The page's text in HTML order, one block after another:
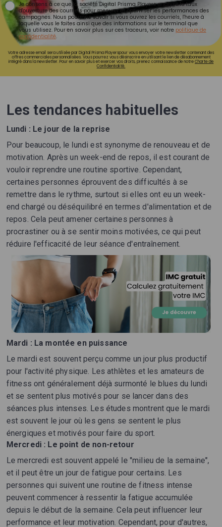
Je consens à ce que la société Digital Prisma Players analyse le taux
d'ouverture des courriels pour mesurer et optimiser les performances des
campagnes. Nous pourrons savoir si vous ouvrez les courriels, l'heure à
laquelle vous le faites ainsi que des informations sur le terminal que
vous utilisez. Pour en savoir plus sur ces traceurs, voir notre politique de
confidentialité.
Votre adresse email sera utilisée par Digital Prisma Playerspour vous envoyer votre newsletter contenant des
offres commerciales personnalisées. Vous pourrez vous désinscrire en utilisant le lien de désabonnement
intégré dans la newsletter. Pour en savoir plus et exercer vos droits, prenez connaissance de notreCharte de
Confidentialité.
Les tendances habituelles
Lundi : Le jour de la reprise
Pour beaucoup, le lundi est synonyme de renouveau et de
motivation. Après un week-end de repos, il est courant de
vouloir reprendre une routine sportive. Cependant,
certaines personnes éprouvent des difficultés à se
remettre dans le rythme, surtout si elles ont eu un week-
end chargé ou déséquilibré en termes d'alimentation et de
repos. Cela peut amener certaines personnes à
procrastiner ou à se sentir moins motivées, ce qui peut
réduire l'efficacité de leur séance d'entraînement.
Mardi : La montée en puissance
Le mardi est souvent perçu comme un jour plus productif
pour l'activité physique. Les athlètes et les amateurs de
fitness ont généralement déjà surmonté le blues du lundi
et se sentent plus motivés pour se lancer dans des
séances plus intenses. Les études montrent que le mardi
est souvent le jour où les gens se sentent le plus
énergiques et motivés pour faire du sport.
Mercredi : Le point de non-retour
Le mercredi est souvent appelé le "milieu de la semaine",
et il peut être un jour de fatigue pour certains. Les
personnes qui suivent une routine de fitness intense
peuvent commencer à ressentir la fatigue accumulée
depuis le début de la semaine. Cela peut influencer leur
performance et leur motivation. Cependant, pour d'autres,